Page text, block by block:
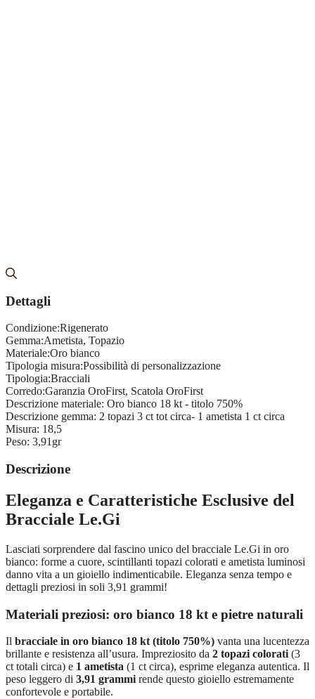
Dettagli
Condizione:Rigenerato
Gemma:Ametista, Topazio
Materiale:Oro bianco
Tipologia misura:Possibilità di personalizzazione
Tipologia:Bracciali
Corredo:Garanzia OroFirst, Scatola OroFirst
Descrizione materiale: Oro bianco 18 kt - titolo 750%
Descrizione gemma: 2 topazi 3 ct tot circa- 1 ametista 1 ct circa
Misura: 18,5
Peso: 3,91gr
Descrizione
Eleganza e Caratteristiche Esclusive del
Bracciale Le.Gi
Lasciati sorprendere dal fascino unico del bracciale Le.Gi in oro
bianco: forme a cuore, scintillanti topazi colorati e ametista luminosi
danno vita a un gioiello indimenticabile. Eleganza senza tempo e
dettagli preziosi in soli 3,91 grammi!
Materiali preziosi: oro bianco 18 kt e pietre naturali
Il bracciale in oro bianco 18 kt (titolo 750%) vanta una lucentezza
brillante e resistenza all’usura. Impreziosito da 2 topazi colorati(3
ct totali circa) e 1 ametista (1 ct circa), esprime eleganza autentica. Il
peso leggero di 3,91 grammirende questo gioiello estremamente
confortevole e portabile.